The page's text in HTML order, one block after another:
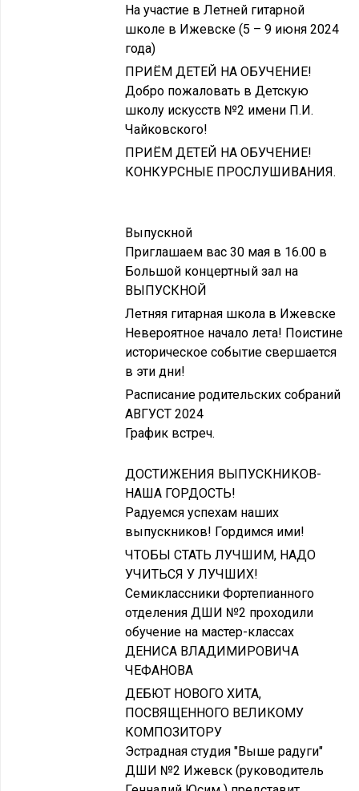
На участие в Летней гитарной
школе в Ижевске (5 – 9 июня 2024
года)
ПРИЁМ ДЕТЕЙ НА ОБУЧЕНИЕ!
Добро пожаловать в Детскую
школу искусств №2 имени П.И.
Чайковского!
ПРИЁМ ДЕТЕЙ НА ОБУЧЕНИЕ!
КОНКУРСНЫЕ ПРОСЛУШИВАНИЯ.
Выпускной
Приглашаем вас 30 мая в 16.00 в
Большой концертный зал на
ВЫПУСКНОЙ
Летняя гитарная школа в Ижевске
Невероятное начало лета! Поистине
историческое событие свершается
в эти дни!
Расписание родительских собраний
АВГУСТ 2024
График встреч.
ДОСТИЖЕНИЯ ВЫПУСКНИКОВ-
НАША ГОРДОСТЬ!
Радуемся успехам наших
выпускников! Гордимся ими!
ЧТОБЫ СТАТЬ ЛУЧШИМ, НАДО
УЧИТЬСЯ У ЛУЧШИХ!
Семиклассники Фортепианного
отделения ДШИ №2 проходили
обучение на мастер-классах
ДЕНИСА ВЛАДИМИРОВИЧА
ЧЕФАНОВА
ДЕБЮТ НОВОГО ХИТА,
ПОСВЯЩЕННОГО ВЕЛИКОМУ
КОМПОЗИТОРУ
Эстрадная студия "Выше радуги"
ДШИ №2 Ижевск (руководитель